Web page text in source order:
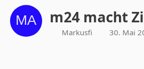
m24 macht
Markusfi 30. Mai